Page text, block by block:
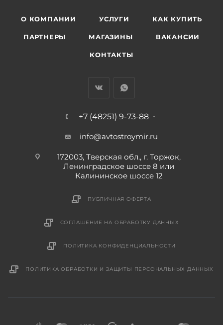
О КОМПАНИИ УСЛУГИ КАК КУПИТЬ
ПАРТНЕРЫ МАГАЗИНЫ ВАКАНСИИ
КОНТАКТЫ
+7 (48251) 9-73-88
info@avtostroymir.ru
172003, Тверская обл., г. Торжок,
Ленинградское шоссе 8 или
Калининское шоссе 12
ПУБЛИЧНАЯ ОФЕРТА
СОГЛАШЕНИЕ НА ОБРАБОТКУ ДАННЫХ
ПОЛИТИКА КОНФИДЕНЦИАЛЬНОСТИ
ПОЛИТИКА ОБРАБОТКИ И ЗАЩИТЫ ПЕРСОНАЛЬНЫХ ДАННЫХ